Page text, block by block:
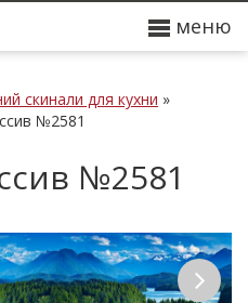
меню
скинали для кухни »
№2581
№2581